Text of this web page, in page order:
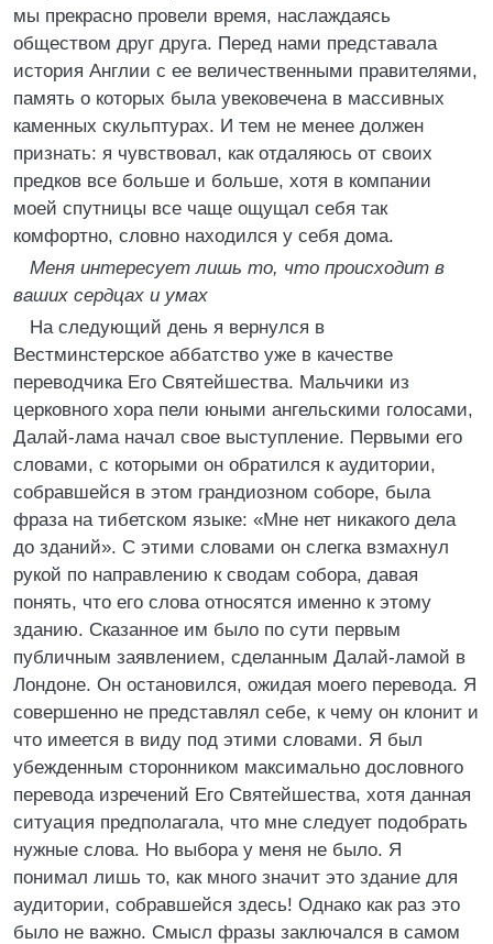
мы прекрасно провели время, наслаждаясь
обществом друг друга. Перед нами представала
история Англии с ее величественными правителями,
память о которых была увековечена в массивных
каменных скульптурах. И тем не менее должен
признать: я чувствовал, как отдаляюсь от своих
предков все больше и больше, хотя в компании
моей спутницы все чаще ощущал себя так
комфортно, словно находился у себя дома.
Меня интересует лишь то, что происходит в
ваших сердцах и умах
На следующий день я вернулся в
Вестминстерское аббатство уже в качестве
переводчика Его Святейшества. Мальчики из
церковного хора пели юными ангельскими голосами,
Далай-лама начал свое выступление. Первыми его
словами, с которыми он обратился к аудитории,
собравшейся в этом грандиозном соборе, была
фраза на тибетском языке: «Мне нет никакого дела
до зданий». С этими словами он слегка взмахнул
рукой по направлению к сводам собора, давая
понять, что его слова относятся именно к этому
зданию. Сказанное им было по сути первым
публичным заявлением, сделанным Далай-ламой в
Лондоне. Он остановился, ожидая моего перевода. Я
совершенно не представлял себе, к чему он клонит и
что имеется в виду под этими словами. Я был
убежденным сторонником максимально дословного
перевода изречений Его Святейшества, хотя данная
ситуация предполагала, что мне следует подобрать
нужные слова. Но выбора у меня не было. Я
понимал лишь то, как много значит это здание для
аудитории, собравшейся здесь! Однако как раз это
было не важно. Смысл фразы заключался в самом